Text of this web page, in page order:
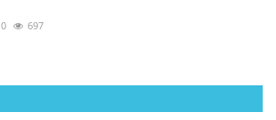
0 734